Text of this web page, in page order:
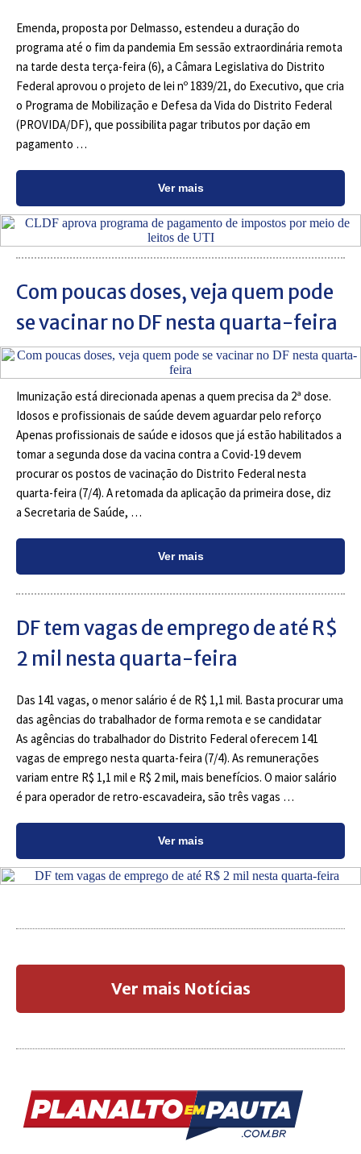
Emenda, proposta por Delmasso, estendeu a duração do
programa até o fim da pandemia Em sessão extraordinária remota
na tarde desta terça-feira (6), a Câmara Legislativa do Distrito
Federal aprovou o projeto de lei nº 1839/21, do Executivo, que cria
o Programa de Mobilização e Defesa da Vida do Distrito Federal
(PROVIDA/DF), que possibilita pagar tributos por dação em
pagamento …
Ver mais
Com poucas doses, veja quem pode
se vacinar no DF nesta quarta-feira
Imunização está direcionada apenas a quem precisa da 2ª dose.
Idosos e profissionais de saúde devem aguardar pelo reforço
Apenas profissionais de saúde e idosos que já estão habilitados a
tomar a segunda dose da vacina contra a Covid-19 devem
procurar os postos de vacinação do Distrito Federal nesta
quarta-feira (7/4). A retomada da aplicação da primeira dose, diz
a Secretaria de Saúde, …
Ver mais
DF tem vagas de emprego de até R$
2 mil nesta quarta-feira
Das 141 vagas, o menor salário é de R$ 1,1 mil. Basta procurar uma
das agências do trabalhador de forma remota e se candidatar
As agências do trabalhador do Distrito Federal oferecem 141
vagas de emprego nesta quarta-feira (7/4). As remunerações
variam entre R$ 1,1 mil e R$ 2 mil, mais benefícios. O maior salário
é para operador de retro-escavadeira, são três vagas …
Ver mais
Ver mais Notícias